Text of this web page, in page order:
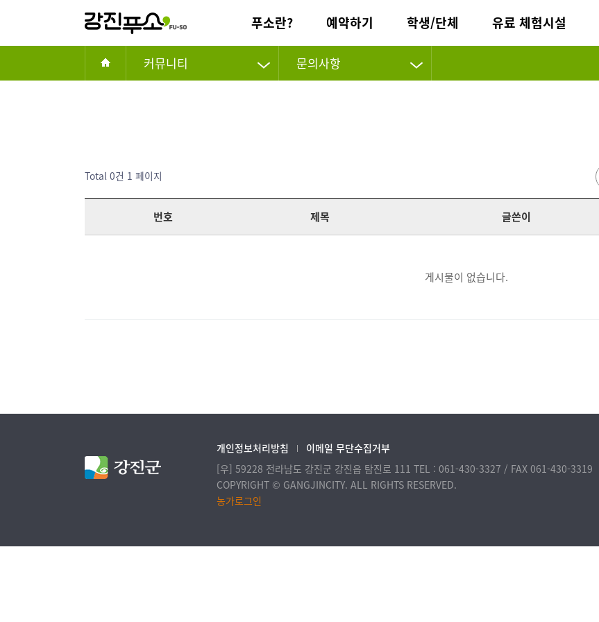
푸소란? 예약하기 학생/단체 유료 체험시설
커뮤니티 문의사항
Total 0건 1 페이지
번호
제목 글쓴이
게시물이 없습니다.
개인정보처리방침
이메일 무단수집거부
[우] 59228 전라남도 강진군 강진읍 탐진로 111 TEL : 061-430-3327 / FAX 061-430-3319
COPYRIGHT © GANGJINCITY. ALL RIGHTS RESERVED.
농가로그인